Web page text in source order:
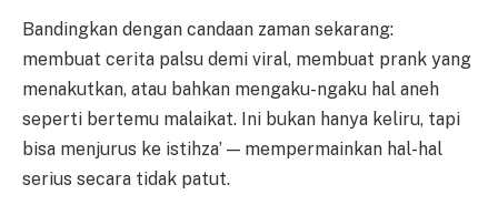
Bandingkan dengan candaan zaman sekarang:
membuat cerita palsu demi viral, membuat prank yang
menakutkan, atau bahkan mengaku-ngaku hal aneh
seperti bertemu malaikat. Ini bukan hanya keliru, tapi
bisa menjurus ke istihza’ — mempermainkan hal-hal
serius secara tidak patut.